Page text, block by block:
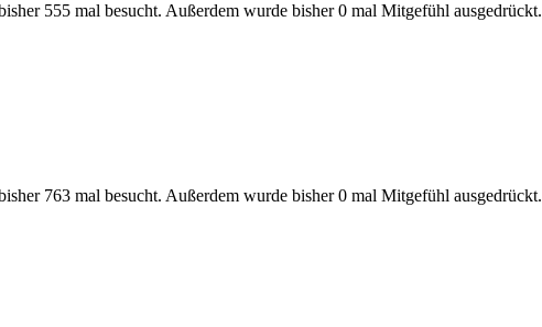
555 mal besucht. Außerdem wurde bisher 0 mal Mitgefühl ausgedrückt.
763 mal besucht. Außerdem wurde bisher 0 mal Mitgefühl ausgedrückt.